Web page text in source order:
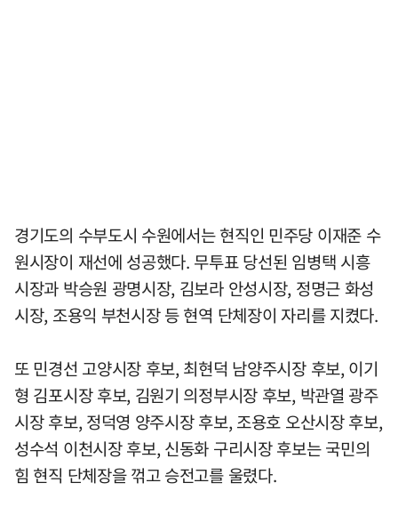
경기도의 수부도시 수원에서는 현직인 민주당 이재준 수
원시장이 재선에 성공했다. 무투표 당선된 임병택 시흥
시장과 박승원 광명시장, 김보라 안성시장, 정명근 화성
시장, 조용익 부천시장 등 현역 단체장이 자리를 지켰다.
또 민경선 고양시장 후보, 최현덕 남양주시장 후보, 이기
형 김포시장 후보, 김원기 의정부시장 후보, 박관열 광주
시장 후보, 정덕영 양주시장 후보, 조용호 오산시장 후보,
성수석 이천시장 후보, 신동화 구리시장 후보는 국민의
힘 현직 단체장을 꺾고 승전고를 울렸다.